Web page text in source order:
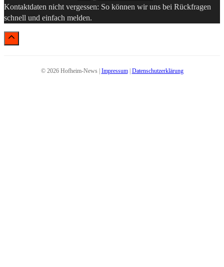
Kontaktdaten nicht vergessen: So können wir uns bei Rückfragen
schnell und einfach melden.
© 2026 Hofheim-News | Impressum| Datenschutzerklärung